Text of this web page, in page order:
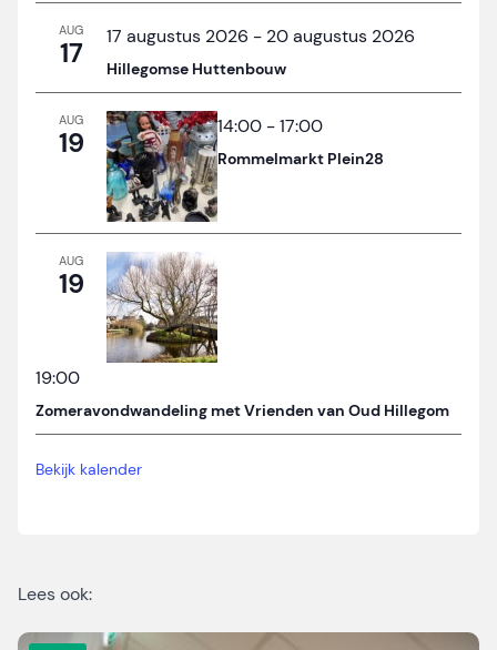
AUG
17 17 augustus 2026 - 20 augustus 2026
Hillegomse Huttenbouw
AUG
19 14:00 -17:00
Rommelmarkt Plein28
AUG
19
19:00
Zomeravondwandeling met Vrienden van Oud Hillegom
Bekijk kalender
Lees ook: